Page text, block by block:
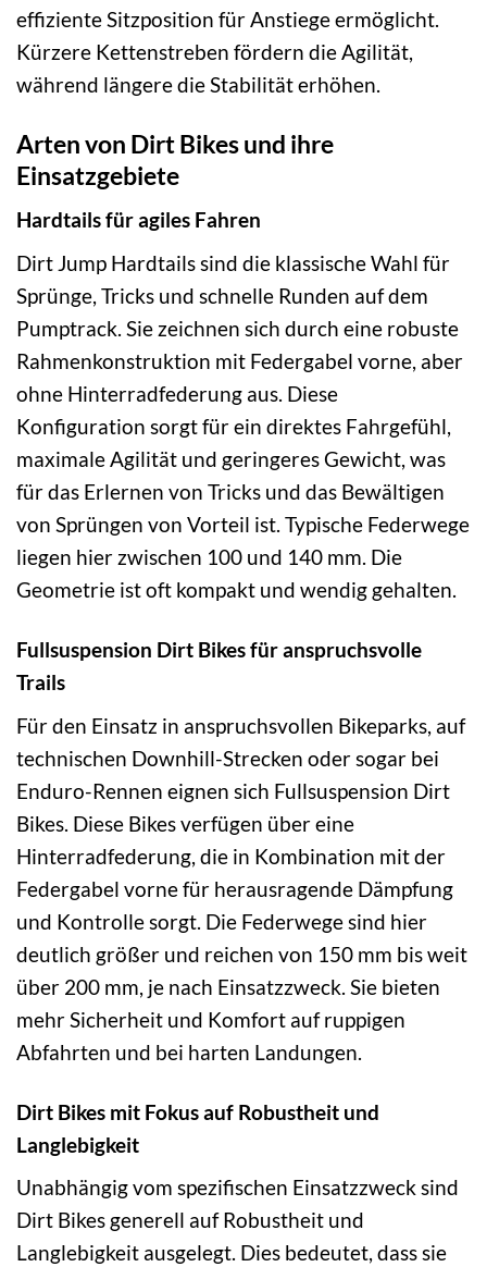
effiziente Sitzposition für Anstiege ermöglicht.
Kürzere Kettenstreben fördern die Agilität,
während längere die Stabilität erhöhen.
Arten von Dirt Bikes und ihre
Einsatzgebiete
Hardtails für agiles Fahren
Dirt Jump Hardtails sind die klassische Wahl für
Sprünge, Tricks und schnelle Runden auf dem
Pumptrack. Sie zeichnen sich durch eine robuste
Rahmenkonstruktion mit Federgabel vorne, aber
ohne Hinterradfederung aus. Diese
Konfiguration sorgt für ein direktes Fahrgefühl,
maximale Agilität und geringeres Gewicht, was
für das Erlernen von Tricks und das Bewältigen
von Sprüngen von Vorteil ist. Typische Federwege
liegen hier zwischen 100 und 140 mm. Die
Geometrie ist oft kompakt und wendig gehalten.
Fullsuspension Dirt Bikes für anspruchsvolle
Trails
Für den Einsatz in anspruchsvollen Bikeparks, auf
technischen Downhill-Strecken oder sogar bei
Enduro-Rennen eignen sich Fullsuspension Dirt
Bikes. Diese Bikes verfügen über eine
Hinterradfederung, die in Kombination mit der
Federgabel vorne für herausragende Dämpfung
und Kontrolle sorgt. Die Federwege sind hier
deutlich größer und reichen von 150 mm bis weit
über 200 mm, je nach Einsatzzweck. Sie bieten
mehr Sicherheit und Komfort auf ruppigen
Abfahrten und bei harten Landungen.
Dirt Bikes mit Fokus auf Robustheit und
Langlebigkeit
Unabhängig vom spezifischen Einsatzzweck sind
Dirt Bikes generell auf Robustheit und
Langlebigkeit ausgelegt. Dies bedeutet, dass sie